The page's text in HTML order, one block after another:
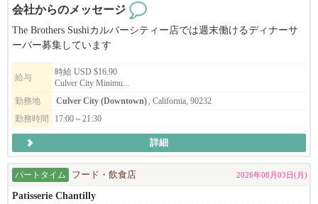
【アメリカで合法的に働く事の出来る資格の有無（グリーンカー
ド等）をお知らせください】
※ VISAサポート希望者以外
応募の際にご希望の勤務地とポジションを添えて、ご応募くださ
フルタイム・パートタイム同時募集中！
※フルタイムを希望の方は飲食店経験年数（５年以上）によりVIS
Aサポート可！
日本からのやる気のある方も是非応募ください！
会社からのメッセージ
The Brothers Sushiカルバーシティー店では週末働けるディナーサ
ーバー募集しています
給与
時給 USD $16.90
Culver City Minimu...
勤務地
Culver City (Downtown) , California, 90232
勤務時間
17:00～21:30
詳細
パートタイム フード・飲食店 2026年08月03日(月)
Patisserie Chantilly